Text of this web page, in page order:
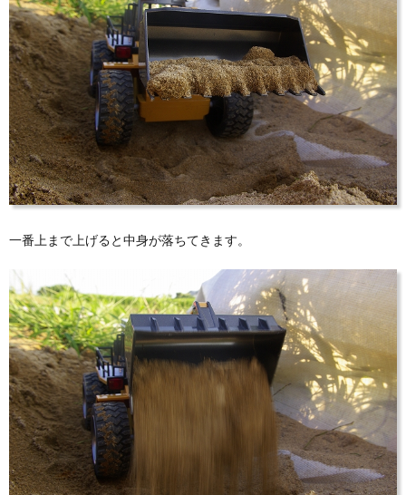
一番上まで上げると中身が落ちてきます。